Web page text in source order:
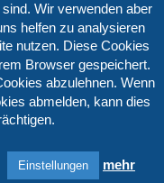
AGB’s
| Erstellt von
Wir verwenden aber
helfen zu analysieren
nutzen. Diese Cookies
Browser gespeichert.
abzulehnen. Wenn
abmelden, kann dies
Einstellungen mehr